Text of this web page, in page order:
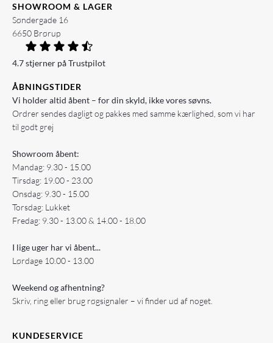
SHOWROOM & LAGER
Søndergade 16
6650 Brørup
4.7 stjerner på Trustpilot
ÅBNINGSTIDER
Vi holder altid åbent – for din skyld, ikke vores søvns.
Ordrer sendes dagligt og pakkes med samme kærlighed, som vi har
til godt grej
Showroom åbent:
Mandag: 9.30 - 15.00
Tirsdag: 19.00 - 23.00
Onsdag: 9.30 - 15.00
Torsdag: Lukket
Fredag: 9.30 - 13.00 & 14.00 - 18.00
I lige uger har vi åbent...
Lørdage 10.00 - 13.00
Weekend og afhentning?
Skriv, ring eller brug røgsignaler – vi finder ud af noget.
KUNDESERVICE